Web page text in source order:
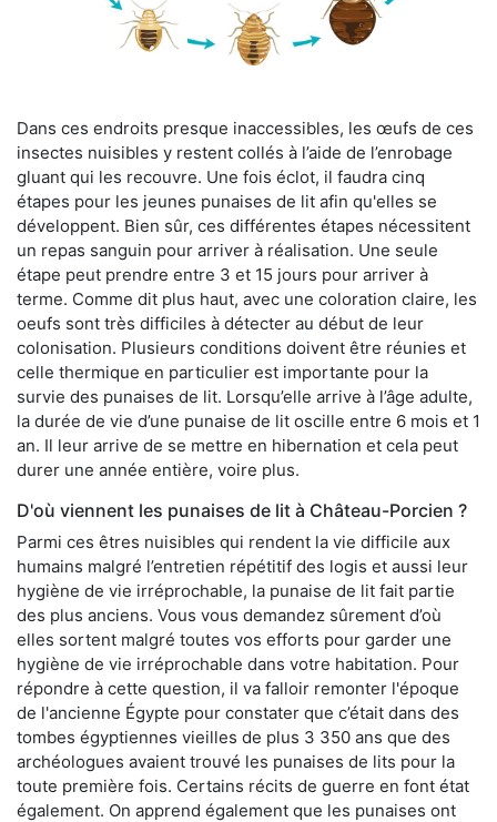
Dans ces endroits presque inaccessibles, les œufs de ces
insectes nuisibles y restent collés à l’aide de l’enrobage
gluant qui les recouvre. Une fois éclot, il faudra cinq
étapes pour les jeunes punaises de lit afin qu'elles se
développent. Bien sûr, ces différentes étapes nécessitent
un repas sanguin pour arriver à réalisation. Une seule
étape peut prendre entre 3 et 15 jours pour arriver à
terme. Comme dit plus haut, avec une coloration claire, les
oeufs sont très difficiles à détecter au début de leur
colonisation. Plusieurs conditions doivent être réunies et
celle thermique en particulier est importante pour la
survie des punaises de lit. Lorsqu’elle arrive à l’âge adulte,
la durée de vie d’une punaise de lit oscille entre 6 mois et 1
an. Il leur arrive de se mettre en hibernation et cela peut
durer une année entière, voire plus.
D'où viennent les punaises de lit à Château-Porcien ?
Parmi ces êtres nuisibles qui rendent la vie difficile aux
humains malgré l’entretien répétitif des logis et aussi leur
hygiène de vie irréprochable, la punaise de lit fait partie
des plus anciens. Vous vous demandez sûrement d’où
elles sortent malgré toutes vos efforts pour garder une
hygiène de vie irréprochable dans votre habitation. Pour
répondre à cette question, il va falloir remonter l'époque
de l'ancienne Égypte pour constater que c’était dans des
tombes égyptiennes vieilles de plus 3 350 ans que des
archéologues avaient trouvé les punaises de lits pour la
toute première fois. Certains récits de guerre en font état
également. On apprend également que les punaises ont